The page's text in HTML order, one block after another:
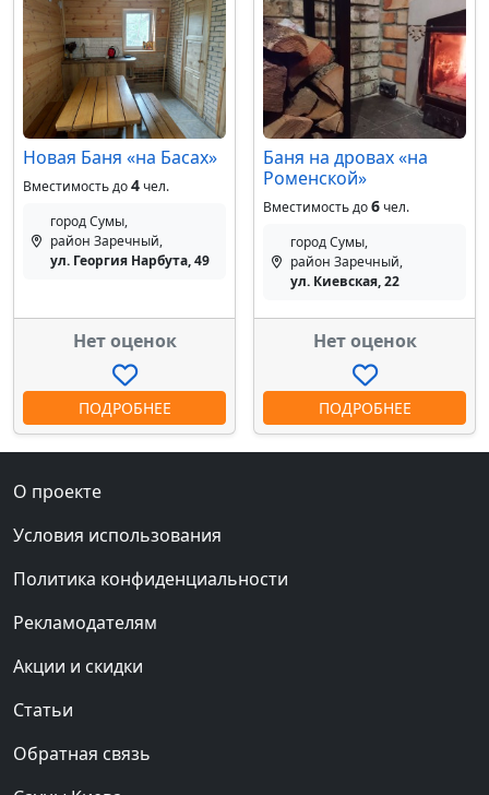
Новая Баня «на Басах»
Вместимость до4чел.
город Сумы,
район Заречный,
ул. Георгия Нарбута, 49
Нет оценок
ПОДРОБНЕЕ
Баня на дровах «на
Роменской»
Вместимость до6чел.
город Сумы,
район Заречный,
ул. Киевская, 22
Нет оценок
ПОДРОБНЕЕ
О проекте
Условия использования
Политика конфиденциальности
Рекламодателям
Акции и скидки
Статьи
Обратная связь